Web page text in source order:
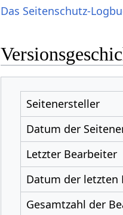
Das Seitenschutz-
Seitenersteller
Datum der
Letzter Bearbeiter
Datum der letzten
Gesamtzahl der